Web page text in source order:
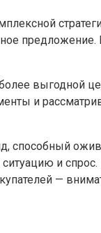
выгодной
и
способный
и
—